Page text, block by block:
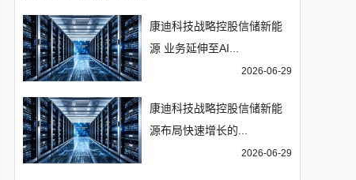
康迪科技战略控股信储新能
源 业务延伸至AI...
2026-06-29
康迪科技战略控股信储新能
源布局快速增长的...
2026-06-29